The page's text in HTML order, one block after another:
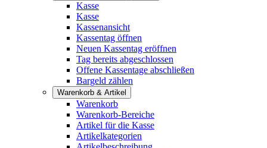
Kasse
Kasse
Kassenansicht
Kassentag öffnen
Neuen Kassentag eröffnen
Tag bereits abgeschlossen
Offene Kassentage abschließen
Bargeld zählen
Warenkorb & Artikel
Warenkorb
Warenkorb-Bereiche
Artikel für die Kasse
Artikelkategorien